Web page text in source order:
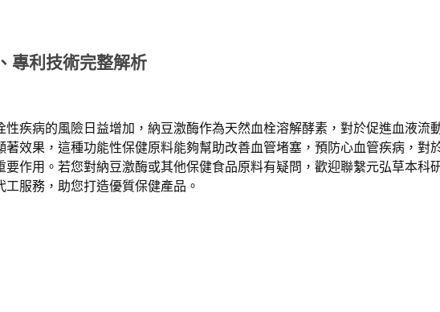
專利技術完整解析
疾病的風險日益增加，納豆激酶作為天然血栓溶解酵素，對於促進血液流
效果，這種功能性保健原料能夠幫助改善血管堵塞，預防心血管疾病，對
要作用。若您對納豆激酶或其他保健食品原料有疑問，歡迎聯繫元弘草本科
服務，助您打造優質保健產品。